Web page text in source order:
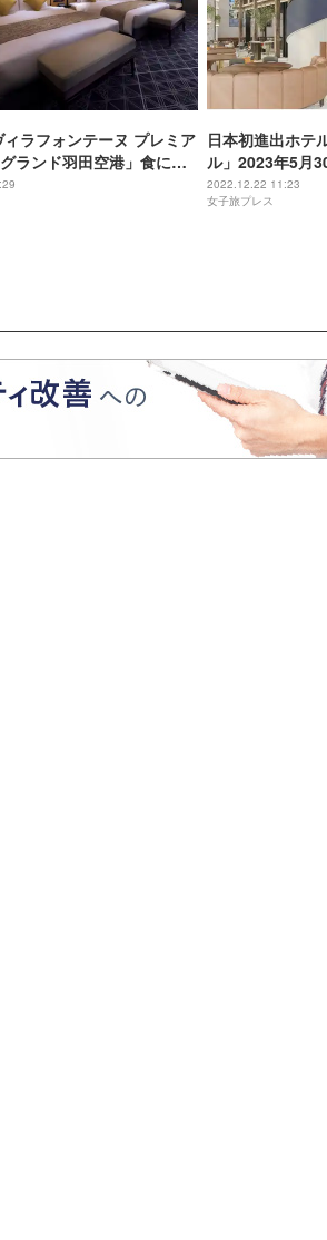
ラフォンテーヌ プレミア
ランド羽田空港」食に温
も揃う便利な“オールイン
日本初進出ホテ
ル」2023年5月
2022.12.22 11:23
女子旅プレス